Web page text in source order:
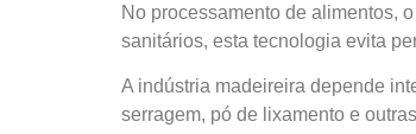
No processamento de alimentos, o
sanitários, esta tecnologia evita
A indústria madeireira depende
serragem, pó de lixamento e